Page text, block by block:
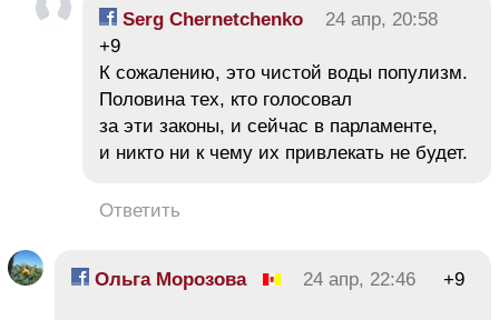
Serg Chernetchenko
24 апр, 20:58
+9
К сожалению, это чистой воды популизм.
Половина тех, кто голосовал
за эти законы, и сейчас в парламенте,
и никто ни к чему их привлекать не будет.
Ответить
Ольга Морозова 24 апр, 22:46 +9